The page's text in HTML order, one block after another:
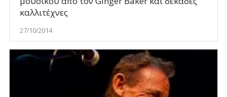
καλλιτέχνες
27/10/2014